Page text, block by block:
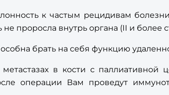
к частым рецидивам
проросла внутрь органа (II и более
брать на себя функцию
в кости с паллиативной
операции Вам проведут